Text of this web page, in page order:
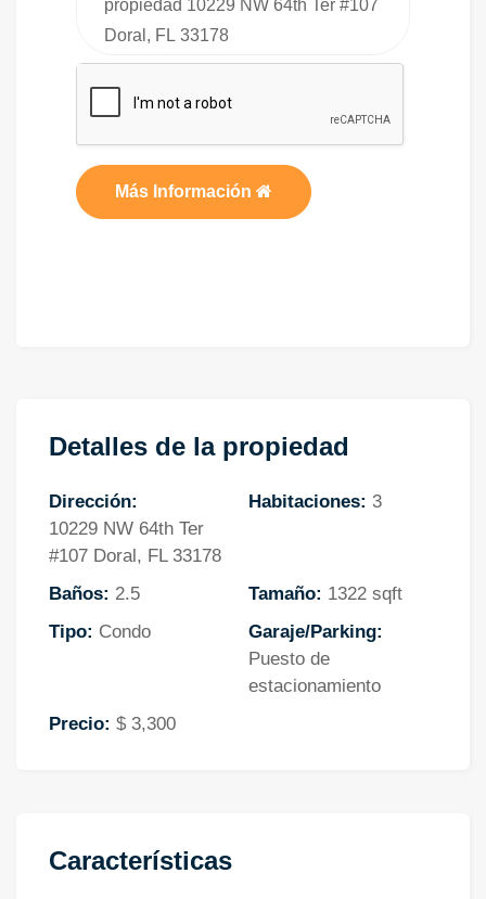
Más Información
Detalles de la propiedad
Dirección:
10229 NW 64th Ter
#107 Doral, FL 33178
Habitaciones: 3
Baños: 2.5 Tamaño: 1322 sqft
Tipo: Condo
Garaje/Parking:
Puesto de
estacionamiento
Precio: $ 3,300
Características